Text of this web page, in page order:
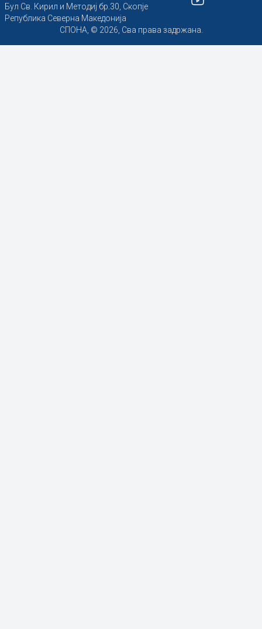
Бул Св. Кирил и Методиј бр.30, Скопје
Република Северна Македонија
СПОНА, © 2026, Сва права задржана.